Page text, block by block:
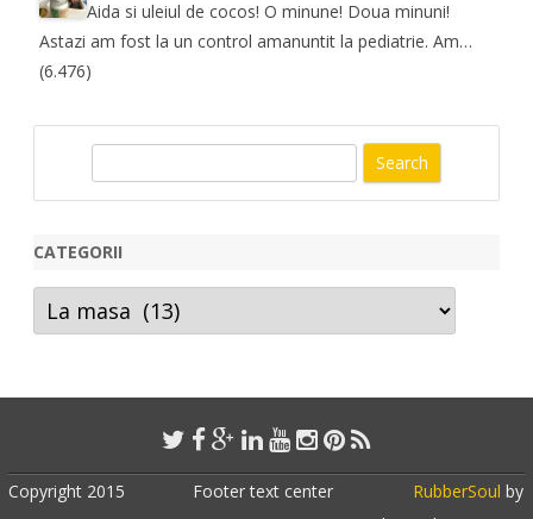
Aida si uleiul de cocos! O minune! Doua minuni!
Astazi am fost la un control amanuntit la pediatrie. Am…
(6.476)
r
CATEGORII
Categorii
Copyright 2015 Footer text center RubberSoul by